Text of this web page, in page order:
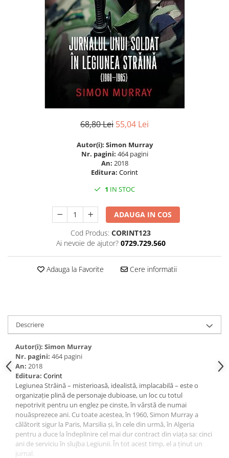
Istorie/Critica
Jurnale/Memorii
Manuale scolare/Cursuri
Politică/Geopolitică
68,80 Lei 55,04 Lei
Autor(i): Simon Murray
Nr. pagini: 464 pagini
An: 2018
Editura: Corint
1 IN STOC
ADAUGA IN COS
Cod Produs: CORINT123
Ai nevoie de ajutor? 0729.729.560
Adauga la Favorite Cere informatii
Descriere
Autor(i): Simon Murray
Nr. pagini: 464 pagini
An: 2018
Editura: Corint
Legiunea Străină – misterioasă, idealistă, implacabilă – este o
organizație plină de personaje dubioase, un loc cu totul
nepotrivit pentru un englez pe cinste, în vârstă de numai
nouăsprezece ani. Cu toate acestea, în 1960, Simon Murray a
călătorit sigur la Paris, Marsilia și, în cele din urmă, în Algeria
pentru a duce la îndeplinire cel mai dur contract din viața sa: cinci
ani de serviciu în slujba Legiunii. În tot acest timp, el a ținut un
jurnal.